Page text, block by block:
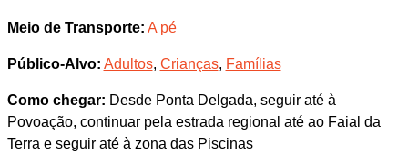
Meio de Transporte: A pé
Público-Alvo: Adultos, Crianças, Famílias
Como chegar: Desde Ponta Delgada, seguir até à
Povoação, continuar pela estrada regional até ao Faial da
Terra e seguir até à zona das Piscinas